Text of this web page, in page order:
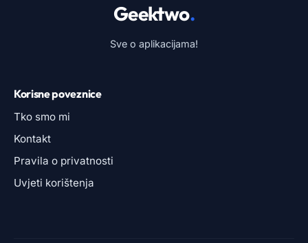
Geektwo.
Sve o aplikacijama!
Korisne poveznice
Tko smo mi
Kontakt
Pravila o privatnosti
Uvjeti korištenja